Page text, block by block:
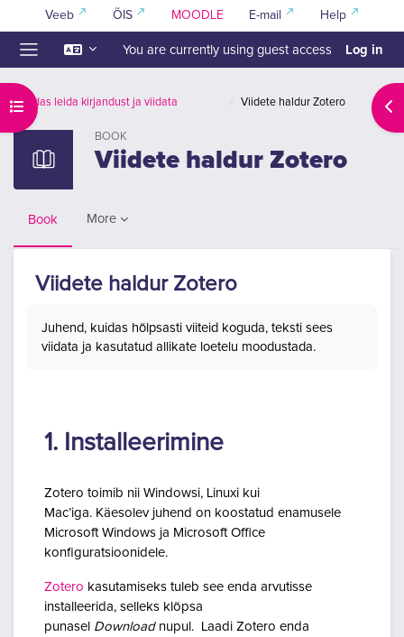
Skip to main content
Veeb ÕIS MOODLE E-mail Help
Side panel
You are currently using guest access Log in
Open course index
Kuidas leida kirjandust ja viidata Viidete haldur Zotero
BOOK
Viidete haldur Zotero
Book More
Viidete haldur Zotero
Juhend, kuidas hõlpsasti viiteid koguda, teksti sees
viidata ja kasutatud allikate loetelu moodustada.
1. Installeerimine
Zotero toimib nii Windowsi, Linuxi kui
Mac’iga. Käesolev juhend on koostatud enamusele
Microsoft Windows ja Microsoft Office
konfiguratsioonidele.
Zotero kasutamiseks tuleb see enda arvutisse
installeerida, selleks klõpsa
punasel Downloadnupul.
Laadi Zotero enda